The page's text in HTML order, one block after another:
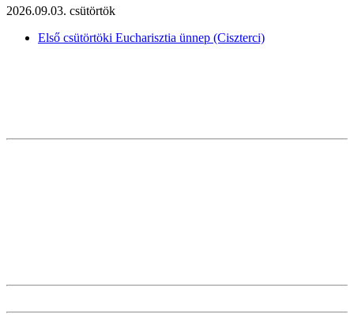
2026.09.03. csütörtök
Első csütörtöki Eucharisztia ünnep (Ciszterci)